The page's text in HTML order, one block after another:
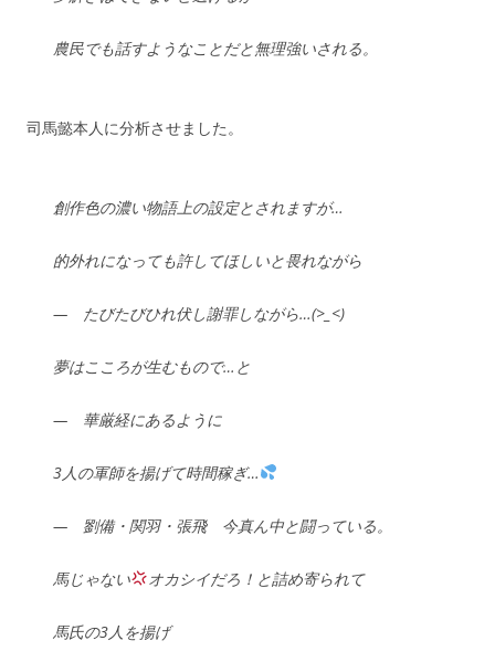
農民でも話すようなことだと無理強いされる。
司馬懿本人に分析させました。
創作色の濃い物語上の設定とされますが…
的外れになっても許してほしいと畏れながら
— たびたびひれ伏し謝罪しながら…(>_<)
夢はこころが生むもので…と
— 華厳経にあるように
3人の軍師を揚げて時間稼ぎ…
— 劉備・関羽・張飛 今真ん中と闘っている。
馬じゃない オカシイだろ！と詰め寄られて
馬氏の3人を揚げ